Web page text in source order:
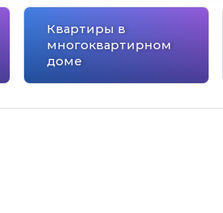
Квартиры в
многоквартирном
доме